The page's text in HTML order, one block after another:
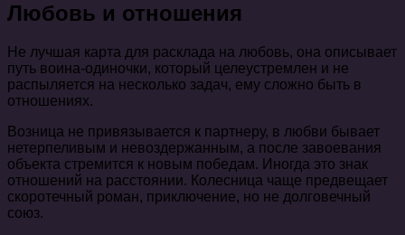
Любовь и отношения
Не лучшая карта для расклада на любовь, она описывает
путь воина-одиночки, который целеустремлен и не
распыляется на несколько задач, ему сложно быть в
отношениях.
Возница не привязывается к партнеру, в любви бывает
нетерпеливым и невоздержанным, а после завоевания
объекта стремится к новым победам. Иногда это знак
отношений на расстоянии. Колесница чаще предвещает
скоротечный роман, приключение, но не долговечный
союз.